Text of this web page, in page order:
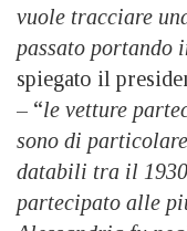
vuole tracciare
passato portando
spiegato il
– “le vetture
sono di
databili tra il
partecipato alle